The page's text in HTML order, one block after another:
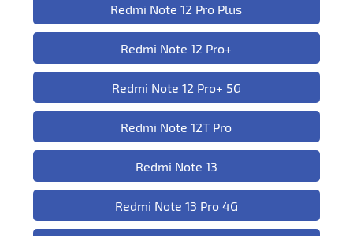
Redmi Note 12 Pro Plus
Redmi Note 12 Pro+
Redmi Note 12 Pro+ 5G
Redmi Note 12T Pro
Redmi Note 13
Redmi Note 13 Pro 4G